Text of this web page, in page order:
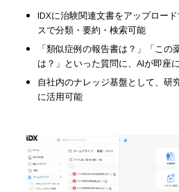
IDXに治験関連文書をアップロー
スで分類・要約・検索可能
「類似症例の報告書は？」「この
は？」といった質問に、AIが即座
自社内のナレッジ基盤として、研
に活用可能